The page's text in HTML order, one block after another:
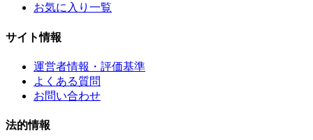
お気に入り一覧
サイト情報
運営者情報・評価基準
よくある質問
お問い合わせ
法的情報